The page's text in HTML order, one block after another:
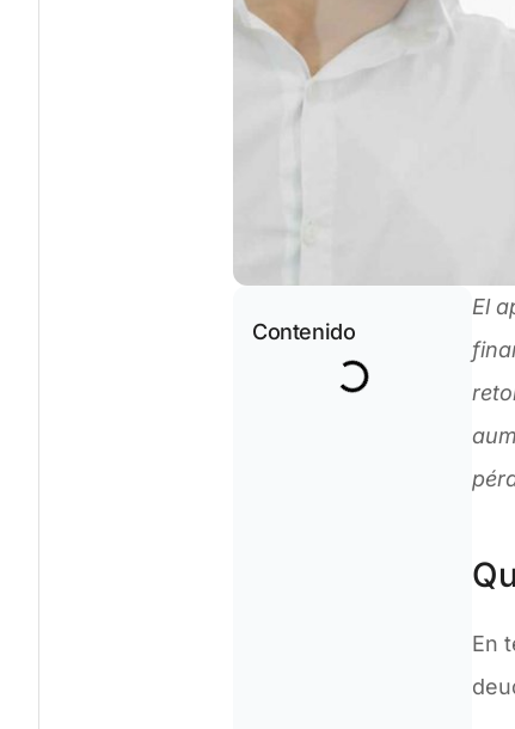
Contenido
El
En